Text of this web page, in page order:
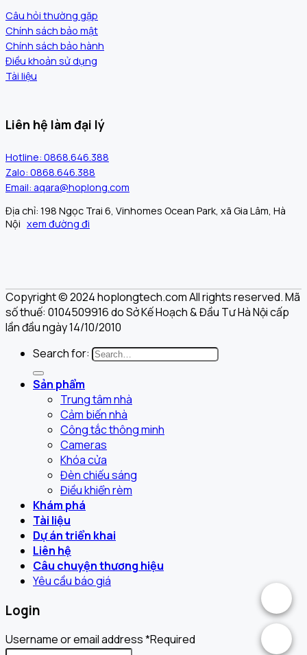
Câu hỏi thường gặp
Chính sách bảo mật
Chính sách bảo hành
Điều khoản sử dụng
Tài liệu
Liên hệ làm đại lý
Hotline: 0868.646.388
Zalo: 0868.646.388
Email: aqara@hoplong.com
Địa chỉ: 198 Ngọc Trai 6, Vinhomes Ocean Park, xã Gia Lâm, Hà
Nội xem đường đi
Copyright © 2024 hoplongtech.com All rights reserved. Mã
số thuế: 0104509916 do Sở Kế Hoạch & Đầu Tư Hà Nội cấp
lần đầu ngày 14/10/2010
Search for:
Sản phẩm
Trung tâm nhà
Cảm biến nhà
Công tắc thông minh
Cameras
Khóa cửa
Đèn chiếu sáng
Điều khiển rèm
Khám phá
Tài liệu
Dự án triển khai
Liên hệ
Câu chuyện thương hiệu
Yêu cầu báo giá
Login
Username or email address*Required